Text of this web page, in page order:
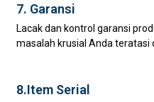
7. Garansi
Lacak dan kontrol garansi
masalah krusial Anda teratasi
8.Item Serial